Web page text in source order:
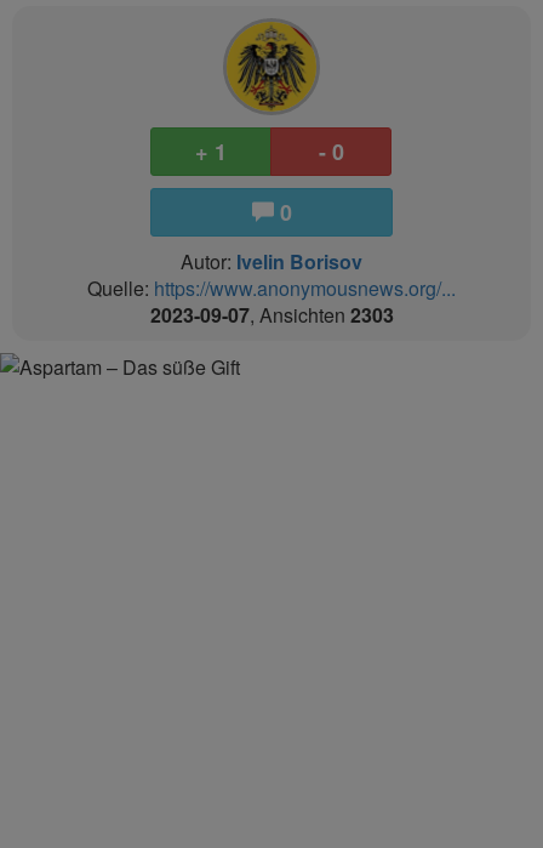
+ 1
- 0
0
Autor: Ivelin Borisov
Quelle: https://www.anonymousnews.org/...
2023-09-07, Ansichten 2303